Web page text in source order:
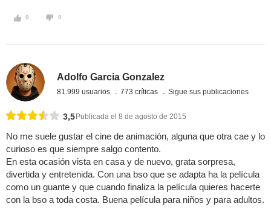
0 0
Adolfo Garcia Gonzalez
81.999 usuarios 773 críticas Sigue sus publicaciones
3,5 Publicada el 8 de agosto de 2015
No me suele gustar el cine de animación, alguna que otra cae y lo
curioso es que siempre salgo contento.
En esta ocasión vista en casa y de nuevo, grata sorpresa,
divertida y entretenida. Con una bso que se adapta ha la película
como un guante y que cuando finaliza la película quieres hacerte
con la bso a toda costa. Buena película para niños y para adultos.